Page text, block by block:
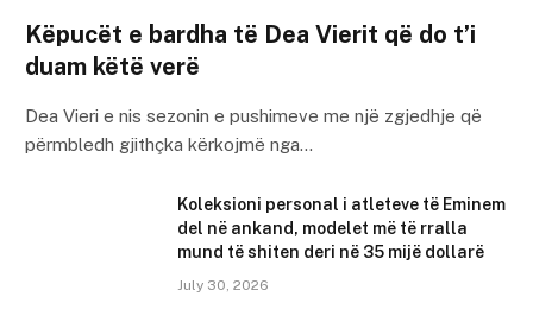
Këpucët e bardha të Dea Vierit që do t’i
duam këtë verë
Dea Vieri e nis sezonin e pushimeve me një zgjedhje që
përmbledh gjithçka kërkojmë nga…
Koleksioni personal i atleteve të Eminem
del në ankand, modelet më të rralla
mund të shiten deri në 35 mijë dollarë
July 30, 2026